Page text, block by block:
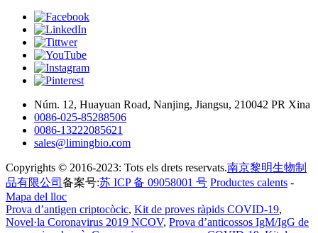
Núm. 12, Huayuan Road, Nanjing, Jiangsu, 210042 PR Xina
0086-025-85288506
0086-13222085621
sales@limingbio.com
Copyrights © 2016-2023: Tots els drets reservats.南京黎明生物制
品有限公司 备案号:苏 ICP 备 09058001 号 Productes calents -
Mapa del lloc
Prova d’antigen criptocòcic, Kit de proves ràpids COVID-19,
Novel·la Coronavirus 2019 NCOV, Prova d’anticossos IgM/IgG de